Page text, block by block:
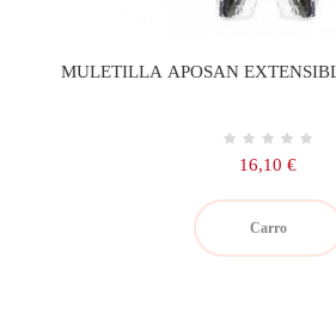
MULETILLA APOSAN
Precio
16,10 €
Carro